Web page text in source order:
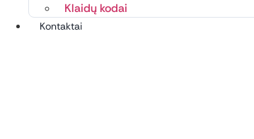
Klaidų kodai
Kontaktai